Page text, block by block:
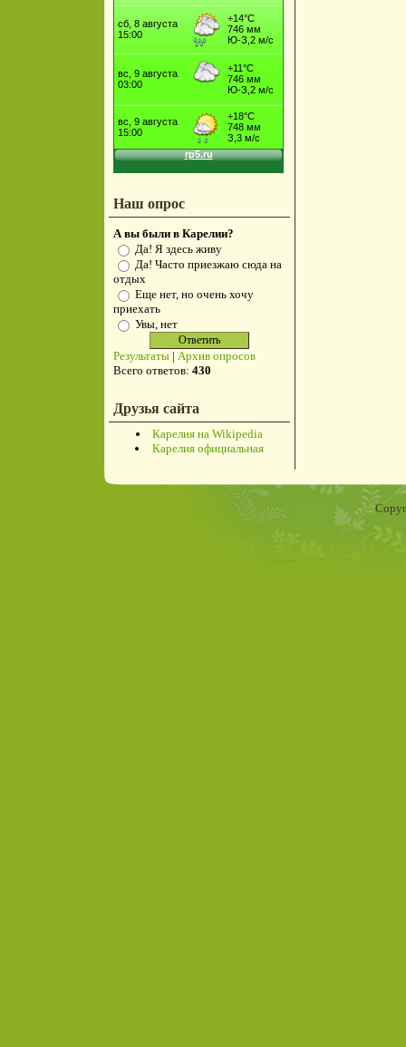
Наш опрос
А вы были в Карелии?
Да! Я здесь живу
Да! Часто приезжаю сюда на
отдых
Еще нет, но очень хочу
приехать
Увы, нет
Результаты | Архив опросов
Всего ответов: 430
Друзья сайта
Карелия на Wikipedia
Карелия официальная